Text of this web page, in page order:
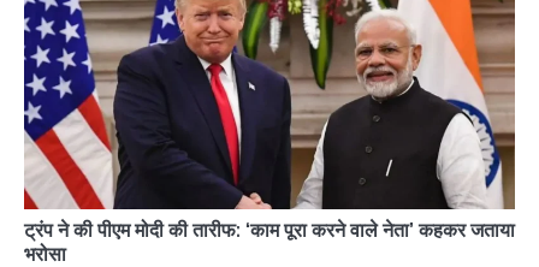
ट्रंप ने की पीएम मोदी की तारीफ: ‘काम पूरा करने वाले नेता’ कहकर जताया
भरोसा